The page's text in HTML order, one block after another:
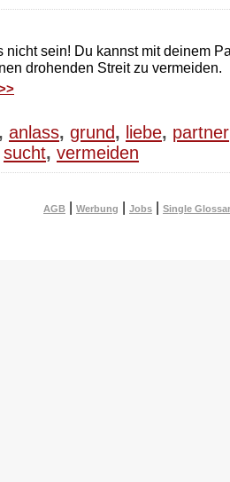
nicht sein! Du kannst mit deinem
drohenden Streit zu vermeiden.
, anlass, grund, liebe, partner
sucht, vermeiden
AGB Werbung Jobs Single Glossar